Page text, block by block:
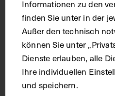
Maße
Seitenblatt 37,1 x 26,6 cm
Informationen zu den
finden Sie unter in der
Außer den technisch
können Sie unter
Dienste erlauben, alle
Ihre individuellen
und speichern.